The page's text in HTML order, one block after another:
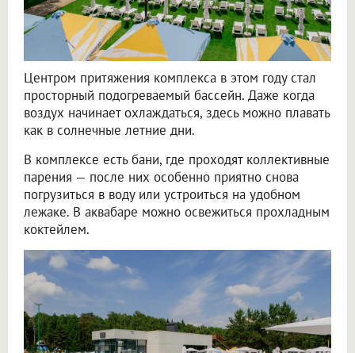
Центром притяжения комплекса в этом году стал
просторный подогреваемый бассейн. Даже когда
воздух начинает охлаждаться, здесь можно плавать
как в солнечные летние дни.
В комплексе есть бани, где проходят коллективные
парения — после них особенно приятно снова
погрузиться в воду или устроиться на удобном
лежаке. В аквабаре можно освежиться прохладным
коктейлем.